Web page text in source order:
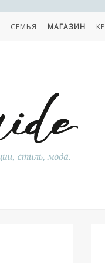
СЕМЬЯ МАГАЗИН